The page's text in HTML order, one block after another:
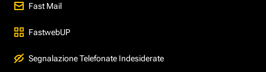
Fast Mail
FastwebUP
Segnalazione Telefonate Indesiderate